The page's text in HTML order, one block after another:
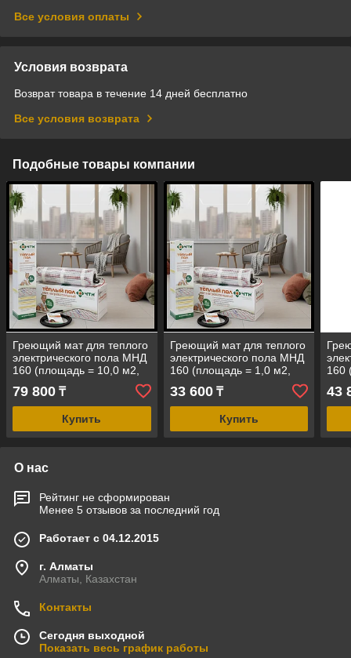
Все условия оплаты
Условия возврата
Возврат товара в течение 14 дней бесплатно
Все условия возврата
Подобные товары компании
Греющий мат для теплого
электрического пола МНД
160 (площадь = 10,0 м2,
мощность = 1600 Вт)
79 800 ₸
Купить
Греющий мат для теплого
электрического пола МНД
160 (площадь = 1,0 м2,
мощность = 160 Вт)
33 600₸
Купить
160
43
О нас
Рейтинг не сформирован
Менее 5 отзывов за последний год
Работает с 04.12.2015
г. Алматы
Алматы, Казахстан
Контакты
Сегодня выходной
Показать весь график работы